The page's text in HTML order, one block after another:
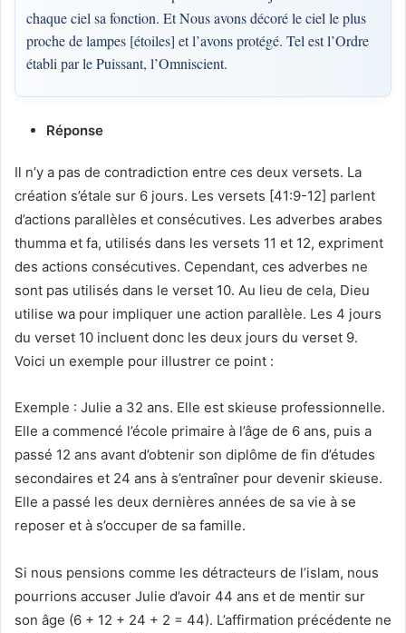
chaque ciel sa fonction. Et Nous avons décoré le ciel le plus
proche de lampes [étoiles] et l’avons protégé. Tel est l’Ordre
établi par le Puissant, l’Omniscient.
Réponse
Il n’y a pas de contradiction entre ces deux versets. La
création s’étale sur 6 jours. Les versets [41:9-12] parlent
d’actions parallèles et consécutives. Les adverbes arabes
thumma et fa, utilisés dans les versets 11 et 12, expriment
des actions consécutives. Cependant, ces adverbes ne
sont pas utilisés dans le verset 10. Au lieu de cela, Dieu
utilise wa pour impliquer une action parallèle. Les 4 jours
du verset 10 incluent donc les deux jours du verset 9.
Voici un exemple pour illustrer ce point :
Exemple : Julie a 32 ans. Elle est skieuse professionnelle.
Elle a commencé l’école primaire à l’âge de 6 ans, puis a
passé 12 ans avant d’obtenir son diplôme de fin d’études
secondaires et 24 ans à s’entraîner pour devenir skieuse.
Elle a passé les deux dernières années de sa vie à se
reposer et à s’occuper de sa famille.
Si nous pensions comme les détracteurs de l’islam, nous
pourrions accuser Julie d’avoir 44 ans et de mentir sur
son âge (6 + 12 + 24 + 2 = 44). L’affirmation précédente ne